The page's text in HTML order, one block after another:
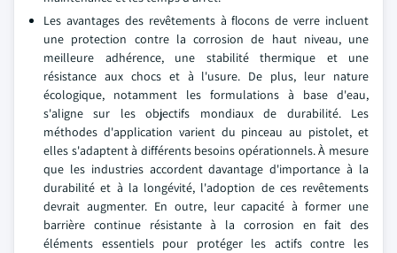
Les avantages des revêtements à flocons de verre incluent
une protection contre la corrosion de haut niveau, une
meilleure adhérence, une stabilité thermique et une
résistance aux chocs et à l'usure. De plus, leur nature
écologique, notamment les formulations à base d'eau,
s'aligne sur les objectifs mondiaux de durabilité. Les
méthodes d'application varient du pinceau au pistolet, et
elles s'adaptent à différents besoins opérationnels. À mesure
que les industries accordent davantage d'importance à la
durabilité et à la longévité, l'adoption de ces revêtements
devrait augmenter. En outre, leur capacité à former une
barrière continue résistante à la corrosion en fait des
éléments essentiels pour protéger les actifs contre les